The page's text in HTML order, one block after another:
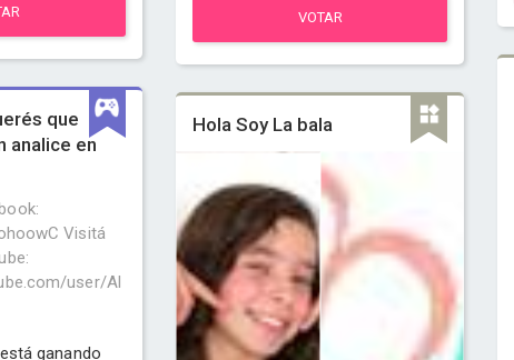
que
analice en
Visitá
user/Al
ganando
VOTAR
Hola Soy La bala